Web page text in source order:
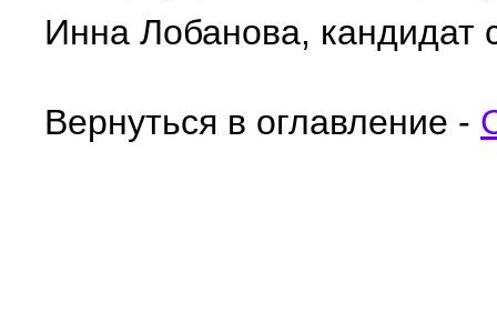
Инна Лобанова, кандидат
Вернуться в оглавление -